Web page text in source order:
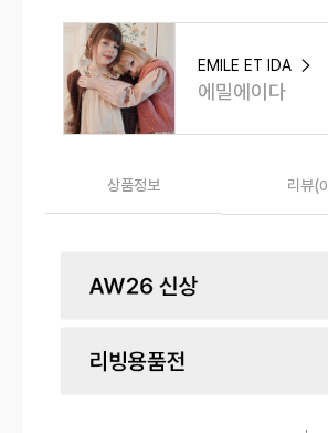
EMILE ET IDA
에밀에이다
상품정보 리뷰(0